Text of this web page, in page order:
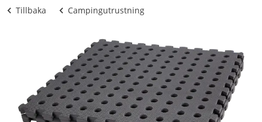
Tillbaka Campingutrustning